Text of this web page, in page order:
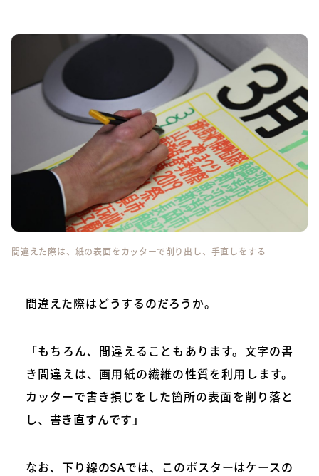
間違えた際は、紙の表面をカッターで削り出し、手直しをする
間違えた際はどうするのだろうか。
「もちろん、間違えることもあります。文字の書
き間違えは、画用紙の繊維の性質を利用します。
カッターで書き損じをした箇所の表面を削り落と
し、書き直すんです」
なお、下り線のSAでは、このポスターはケースの